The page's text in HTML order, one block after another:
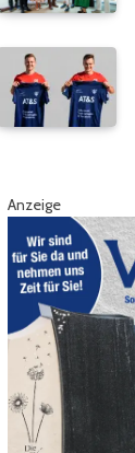
Anzeige